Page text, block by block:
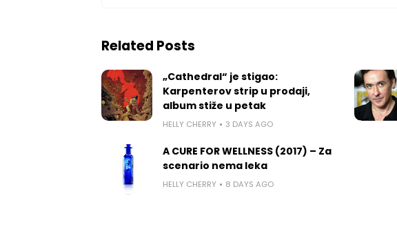
Related Posts
„Cathedral“ je stigao:
Karpenterov strip u prodaji,
album stiže u petak
HELLY CHERRY 3 DAYS AGO
A CURE FOR WELLNESS (2017) – Za
scenario nema leka
HELLY CHERRY 8 DAYS AGO